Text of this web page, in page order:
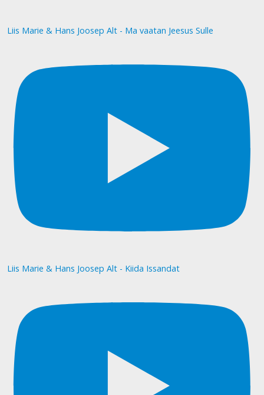
Liis Marie & Hans Joosep Alt - Ma vaatan Jeesus Sulle
Liis Marie & Hans Joosep Alt - Kiida Issandat